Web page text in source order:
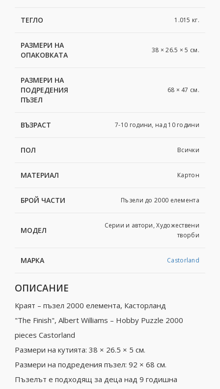
ТЕГЛО 1.015 кг.
РАЗМЕРИ НА
ОПАКОВКАТА
38 × 26.5 × 5 см.
РАЗМЕРИ НА
ПОДРЕДЕНИЯ
ПЪЗЕЛ
68 × 47 см.
ВЪЗРАСТ 7-10 години, над 10 години
ПОЛ Всички
МАТЕРИАЛ Картон
БРОЙ ЧАСТИ Пъзели до 2000 елемента
МОДЕЛ
Серии и автори, Художествени
творби
МАРКА Castorland
ОПИСАНИЕ
Краят – пъзел 2000 елемента, Касторланд
"The Finish", Albert Williams – Hobby Puzzle 2000
pieces Castorland
Размери на кутията: 38 × 26.5 × 5 см.
Размери на подредения пъзел: 92 × 68 см.
Пъзелът е подходящ за деца над 9 годишна